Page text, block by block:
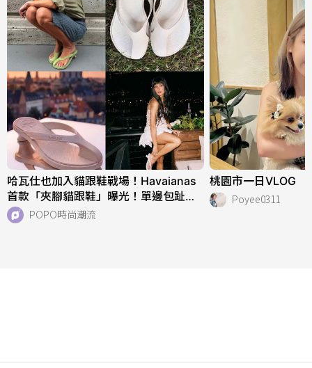
哈瓦仕也加入貓跟鞋戰場！Havaianas
首款「夾腳貓跟鞋」曝光！單邊包趾超
好看、一亮相就爆紅！
POPO時尚潮流
桃園市一日VLOG
Poyee0311